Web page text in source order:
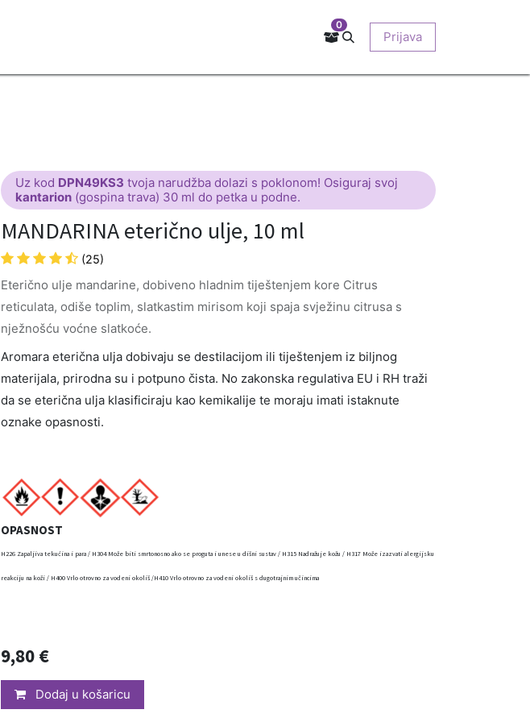
Prodajna mjesta EU-projekti
0
Prijava
Uz kod DPN49KS3 tvoja narudžba dolazi s poklonom! Osiguraj svoj
kantarion (gospina trava) 30 ml do petka u podne.
MANDARINA eterično ulje, 10 ml
(25)
Eterično ulje mandarine, dobiveno hladnim tiještenjem kore Citrus
reticulata, odiše toplim, slatkastim mirisom koji spaja svježinu citrusa s
nježnošću voćne slatkoće.
Aromara eterična ulja dobivaju se destilacijom ili tiještenjem iz biljnog
materijala, prirodna su i potpuno čista. No zakonska regulativa EU i RH traži
da se eterična ulja klasificiraju kao kemikalije te moraju imati istaknute
oznake opasnosti.
OPASNOST
H226 Zapaljiva tekućina i para / H304 Može biti smrtonosno ako se proguta i unese u dišni sustav / H315 Nadražuje kožu / H317 Može izazvati alergijsku
reakciju na koži / H400 Vrlo otrovno za vodeni okoliš /H410 Vrlo otrovno za vodeni okoliš s dugotrajnim učincima
9,80 €
Dodaj u košaricu